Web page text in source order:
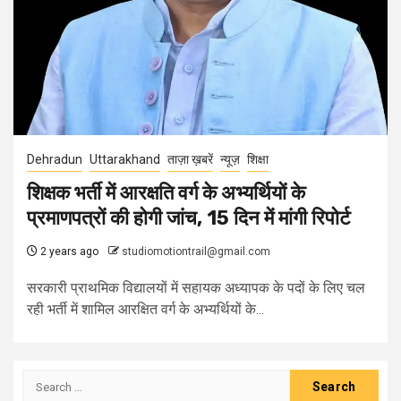
Dehradun Uttarakhand ताज़ा ख़बरें न्यूज़ शिक्षा
शिक्षक भर्ती में आरक्षति वर्ग के अभ्यर्थियों के
प्रमाणपत्रों की होगी जांच, 15 दिन में मांगी रिपोर्ट
2 years ago studiomotiontrail@gmail.com
सरकारी प्राथमिक विद्यालयों में सहायक अध्यापक के पदों के लिए चल
रही भर्ती में शामिल आरक्षित वर्ग के अभ्यर्थियों के...
Search